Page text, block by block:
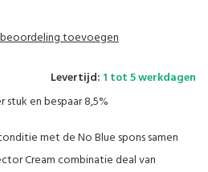
toevoegen
Levertijd: 1 tot 5 werkdagen
stuk en bespaar8,5%
met de No Blue spons samen
Cream combinatie deal van